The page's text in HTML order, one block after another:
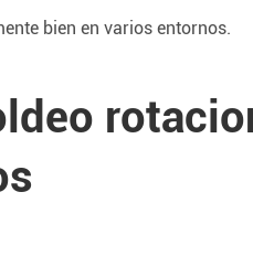
bien en varios entornos.